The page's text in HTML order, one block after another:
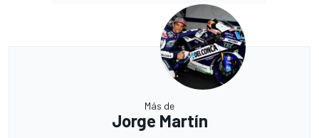
Más de
Jorge Martín